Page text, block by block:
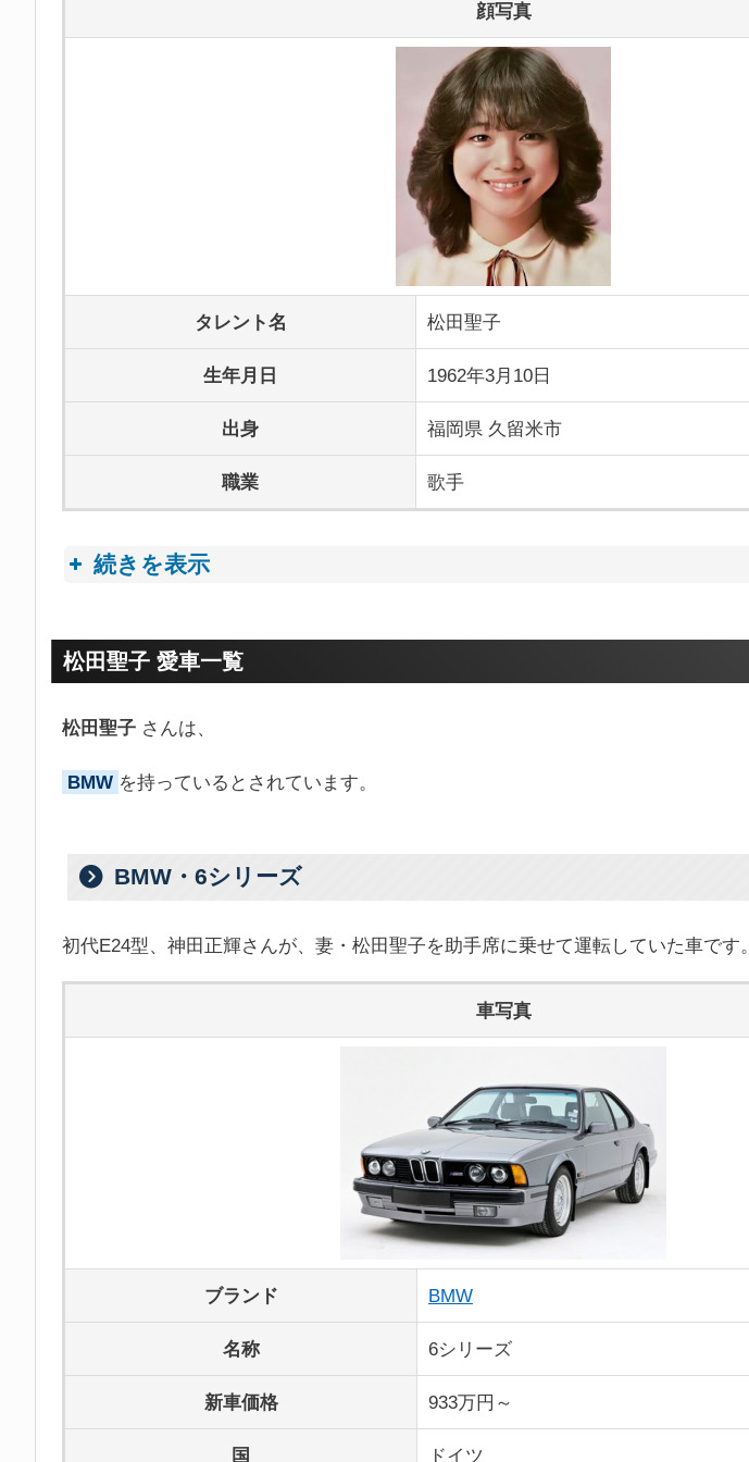
顔写真
タレント名 松田聖子
生年月日 1962年3月10日
出身 福岡県 久留米市
職業 歌手
続きを表示
プロフィールトピック
松田聖子 愛車一覧
松田聖子 さんは、
BMW を持っているとされています。
BMW・6シリーズ
初代E24型、神田正輝さんが、妻・松田聖子を助手席に乗せて運転していた車です。
車写真
ブランド BMW
名称 6シリーズ
新車価格 933万円～
国 ドイツ